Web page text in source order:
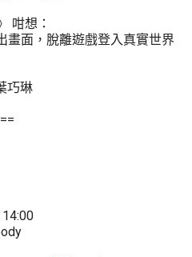
咁想：
畫面，脫離遊戲登入真實世界
巧琳